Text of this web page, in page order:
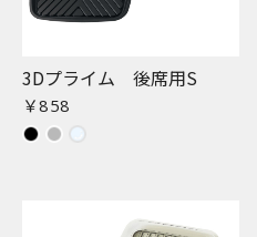
3Dプライム 後席用S
￥858